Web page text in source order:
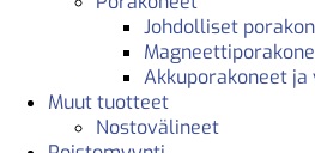
Johdolliset
Akkuporakoneet
Muut tuotteet
Nostovälineet